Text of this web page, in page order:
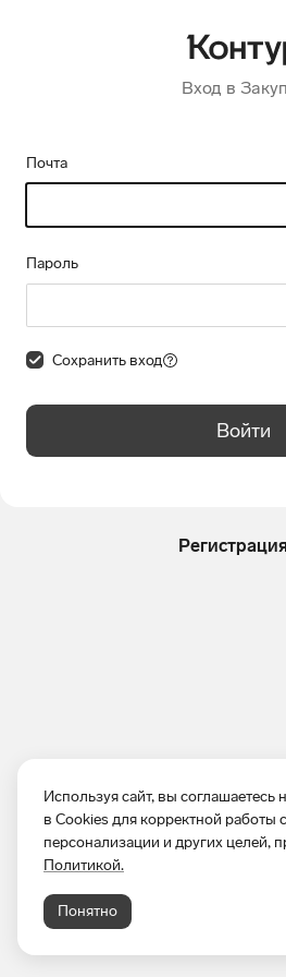
Используя сайт, вы соглашаетесь
в Cookies для корректной работы
персонализации и других целей,
Политикой.
Понятно
Вход в
Почта
Пароль
Сохранить вход
Войти
Регистрация